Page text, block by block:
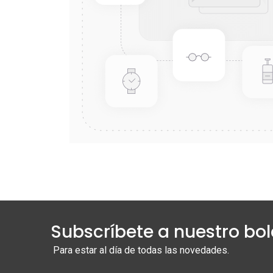
Subscríbete a nuestro
Para estar al día de todas las novedades.